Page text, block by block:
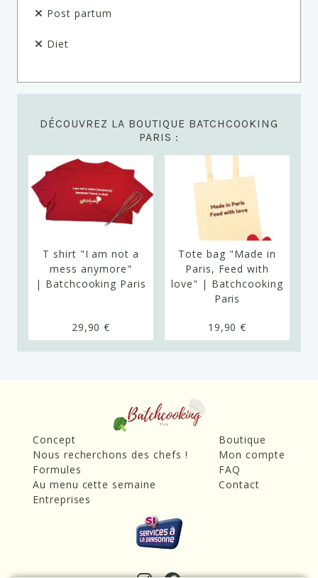
Post partum
Diet
DÉCOUVREZ LA BOUTIQUE BATCHCOOKING
PARIS :
T shirt "I am not a
mess anymore"
| Batchcooking Paris
29,90 €
Tote bag "Made in
Paris, Feed with
love" | Batchcooking
Paris
19,90 €
Concept
Nous recherchons des chefs !
Formules
Au menu cette semaine
Entreprises
Boutique
Mon compte
FAQ
Contact